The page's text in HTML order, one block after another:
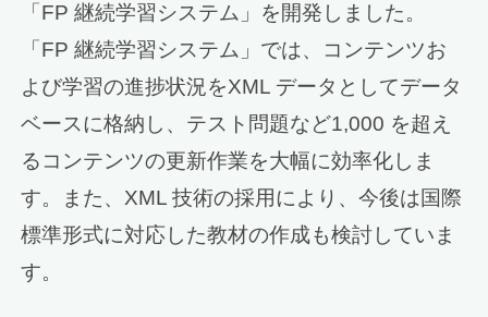
「FP 継続学習システム」を開発しました。
「FP 継続学習システム」では、コンテンツお
よび学習の進捗状況をXML データとしてデータ
ベースに格納し、テスト問題など1,000 を超え
るコンテンツの更新作業を大幅に効率化しま
す。また、XML 技術の採用により、今後は国際
標準形式に対応した教材の作成も検討していま
す。